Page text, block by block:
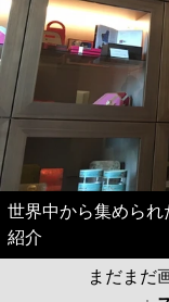
世界中から集められ
紹介
まだまだ